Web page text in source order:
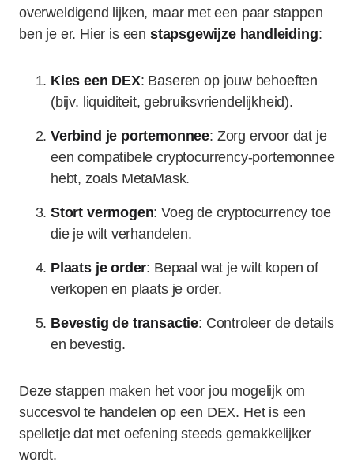
overweldigend lijken, maar met een paar stappen
ben je er. Hier is een stapsgewijze handleiding:
Kies een DEX: Baseren op jouw behoeften
(bijv. liquiditeit, gebruiksvriendelijkheid).
Verbind je portemonnee: Zorg ervoor dat je
een compatibele cryptocurrency-portemonnee
hebt, zoals MetaMask.
Stort vermogen: Voeg de cryptocurrency toe
die je wilt verhandelen.
Plaats je order: Bepaal wat je wilt kopen of
verkopen en plaats je order.
Bevestig de transactie: Controleer de details
en bevestig.
Deze stappen maken het voor jou mogelijk om
succesvol te handelen op een DEX. Het is een
spelletje dat met oefening steeds gemakkelijker
wordt.